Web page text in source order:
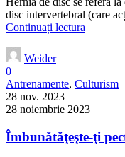
disc intervertebral (care
Continuați lectura
Weider
0
Antrenamente, Culturism
28 nov. 2023
28 noiembrie 2023
Îmbunătăţeşte-ţi